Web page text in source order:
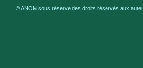
© ANOM sous réserve des droits réservés aux